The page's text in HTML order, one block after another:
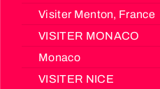
Visiter Menton, France
VISITER MONACO
Monaco
VISITER NICE